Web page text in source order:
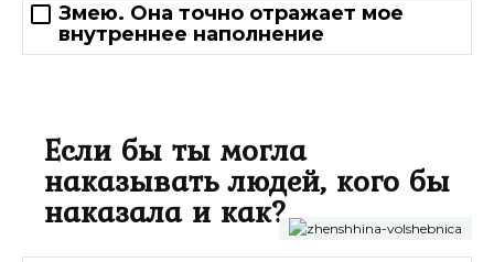
Змею. Она точно отражает мое
внутреннее наполнение
Если бы ты могла
наказывать людей, кого бы
наказала и как?